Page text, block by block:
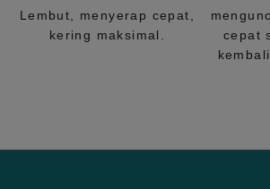
Lembut, menyerap cepat,
kering maksimal.
cepat